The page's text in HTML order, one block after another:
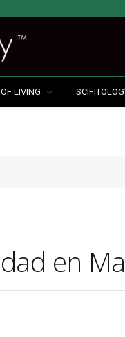
LIVING
en